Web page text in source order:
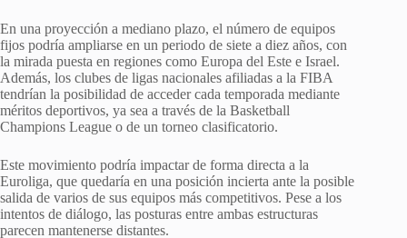
En una proyección a mediano plazo, el número de equipos
fijos podría ampliarse en un periodo de siete a diez años, con
la mirada puesta en regiones como Europa del Este e Israel.
Además, los clubes de ligas nacionales afiliadas a la FIBA
tendrían la posibilidad de acceder cada temporada mediante
méritos deportivos, ya sea a través de la Basketball
Champions League o de un torneo clasificatorio.
Este movimiento podría impactar de forma directa a la
Euroliga, que quedaría en una posición incierta ante la posible
salida de varios de sus equipos más competitivos. Pese a los
intentos de diálogo, las posturas entre ambas estructuras
parecen mantenerse distantes.